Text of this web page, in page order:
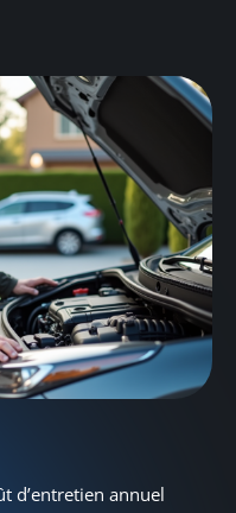
d’entretien annuel